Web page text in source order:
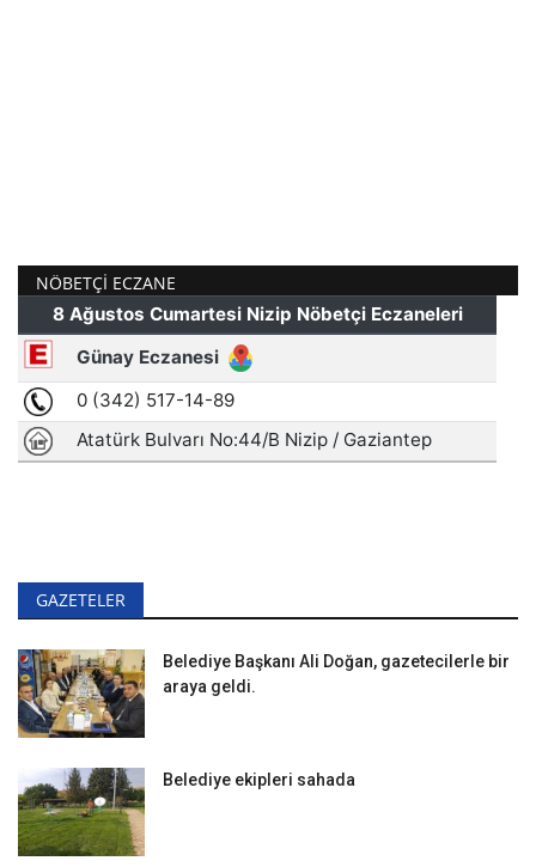
NÖBETÇI ECZANE
GAZETELER
Belediye Başkanı Ali Doğan, gazetecilerle bir
araya geldi.
Belediye ekipleri sahada